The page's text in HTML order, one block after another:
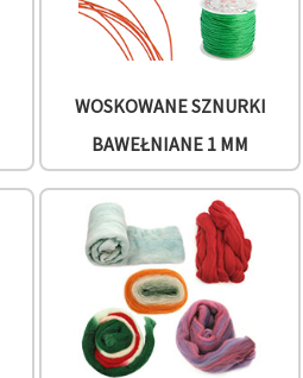
WOSKOWANE SZNURKI
BAWEŁNIANE 1 MM